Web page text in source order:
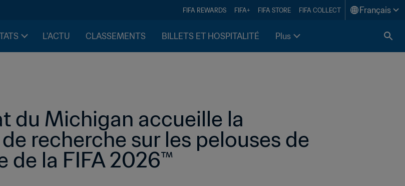
FIFA REWARDS FIFA+ FIFA STORE FIFA COLLECT Français
L'ACTU CLASSEMENTS BILLETS ET HOSPITALITÉ Plus
du Michigan accueille la
recherche sur les pelouses de
de la FIFA 2026™